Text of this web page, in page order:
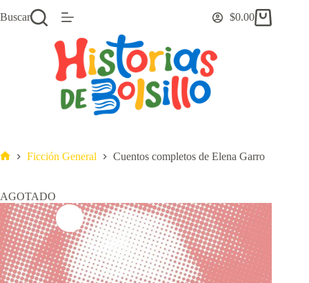
al
Buscar
Carro
$0.00
Ficción General Cuentos completos de Elena Garro
AGOTADO